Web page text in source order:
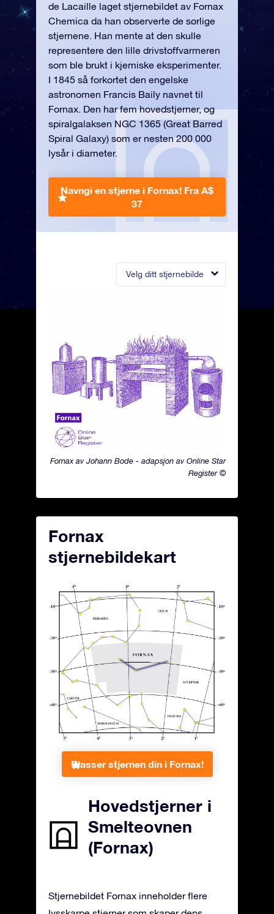
Velg ditt stjernebilde
Fornax av Johann Bode - adapsjon av Online Star
Register ©
de Lacaille laget stjernebildet av Fornax
Chemica da han observerte de sørlige
stjernene. Han mente at den skulle
representere den lille drivstoffvarmeren
som ble brukt i kjemiske eksperimenter.
I 1845 så forkortet den engelske
astronomen Francis Baily navnet til
Fornax. Den har fem hovedstjerner, og
spiralgalaksen NGC 1365 (Great Barred
Spiral Galaxy) som er nesten 200 000
lysår i diameter.
Navngi en stjerne i Fornax! Fra A$
37
Fornax
stjernebildekart
Plasser stjernen din i Fornax!
Hovedstjerner i
Smelteovnen
(Fornax)
Stjernebildet Fornax inneholder flere